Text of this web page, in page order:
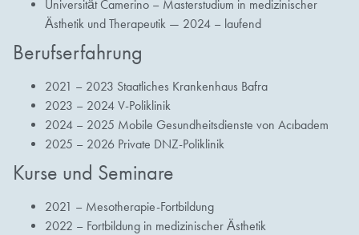
Universität Camerino – Masterstudium in medizinischer
Ästhetik und Therapeutik — 2024 – laufend
Berufserfahrung
2021 – 2023 Staatliches Krankenhaus Bafra
2023 – 2024 V-Poliklinik
2024 – 2025 Mobile Gesundheitsdienste von Acıbadem
2025 – 2026 Private DNZ-Poliklinik
Kurse und Seminare
2021 – Mesotherapie-Fortbildung
2022 – Fortbildung in medizinischer Ästhetik